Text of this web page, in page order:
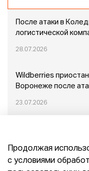
После атаки в
логистической
28.07.2026
Wildberries
Воронеже после
23.07.2026
Продолжая
с условиями